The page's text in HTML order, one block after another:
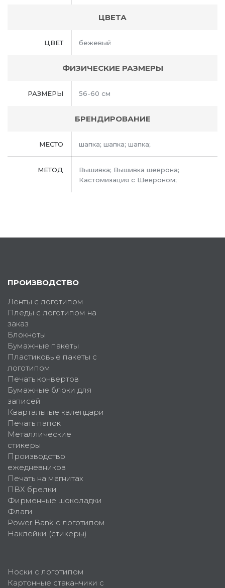
ЦВЕТА
ЦВЕТ бежевый
ФИЗИЧЕСКИЕ РАЗМЕРЫ
РАЗМЕРЫ 56-60 см
БРЕНДИРОВАНИЕ
МЕСТО шапка; шапка; шапка;
МЕТОД
Вышивка; Вышивка шеврона;
Кастомизация с Шевроном;
ПРОИЗВОДСТВО
Ленты с логотипом
Пледы с логотипом на
заказ
Блокноты
Бумажные пакеты
Пластиковые пакеты с
логотипом
Печать конвертов
Бумажные блоки для
записей
Квартальные календари
Печать папок
Металлические
стикеры
Производство
ежедневников
Печать на магнитах
ПВХ брелки
Фирменные шоколадки
Флаги
Power Bank с логотипом
Наклейки (стикеры)
Носки с логотипом
Картонные стаканчики с